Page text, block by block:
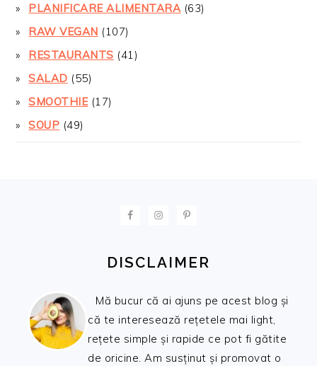
PLANIFICARE ALIMENTARA (63)
RAW VEGAN (107)
RESTAURANTS (41)
SALAD (55)
SMOOTHIE(17)
SOUP (49)
DISCLAIMER
Mă bucur că ai ajuns pe acest blog și
că te interesează rețetele mai light,
rețete simple și rapide ce pot fi gătite
de oricine. Am susținut și promovat o